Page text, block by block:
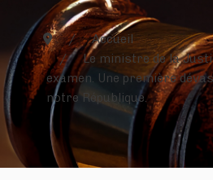
Accueil
Le ministre de la
examen. Une première
notre République.